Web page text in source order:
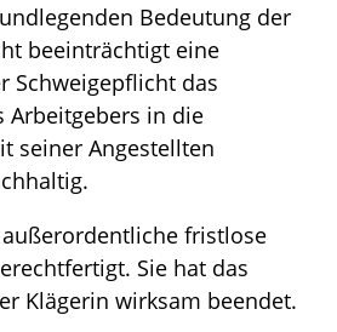
Bedeutung der
beeinträchtigt eine
Schweigepflicht das
Arbeitgebers in die
seiner Angestellten
fristlose
Sie hat das
Klägerin wirksam beendet.